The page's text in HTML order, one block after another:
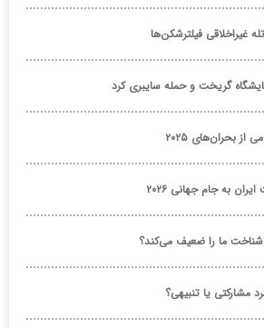
غیراخلاقی فیلترشکن‌ها
گریخت و حمله سایبری کرد
به جام جهانی ۲۰۲۶
ما را ضعیف می‌کند؟
مشارکتی یا تنبیهی؟